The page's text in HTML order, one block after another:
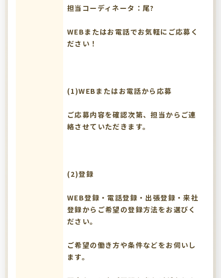
担当コーディネータ：尾?
WEBまたはお電話でお気軽にご応募く
ださい！
(1)WEBまたはお電話から応募
ご応募内容を確認次第、担当からご連
絡させていただきます。
(2)登録
WEB登録・電話登録・出張登録・来社
登録からご希望の登録方法をお選びく
ださい。
ご希望の働き方や条件などをお伺いし
ます。